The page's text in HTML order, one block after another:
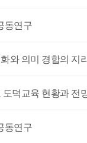
동연구
와 의미 경합의 지리
도덕교육 현황과 전
동연구